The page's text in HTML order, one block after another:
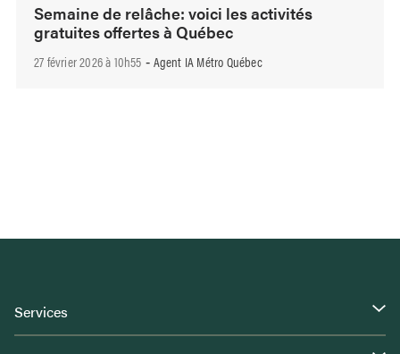
Semaine de relâche: voici les activités
gratuites offertes à Québec
27 février 2026 à 10h55 - Agent IA Métro Québec
Services